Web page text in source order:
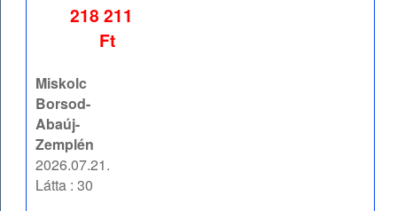
218 211
Ft
Miskolc
Borsod-
Abaúj-
Zemplén
2026.07.21.
Látta : 30